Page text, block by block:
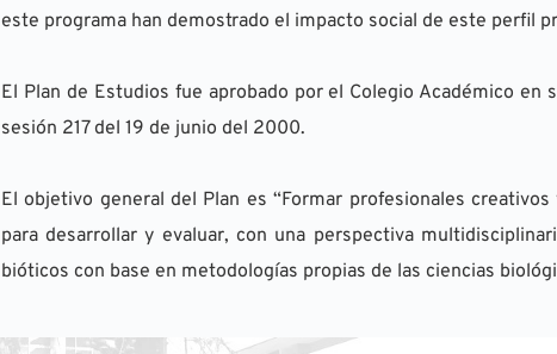
este programa han demostrado el impacto social de este perfil
El Plan de Estudios fue aprobado por el Colegio Académico
sesión 217 del 19 de junio del 2000.
El objetivo general del Plan es “Formar profesionales
para desarrollar y evaluar, con una perspectiva
bióticos con base en metodologías propias de las ciencias